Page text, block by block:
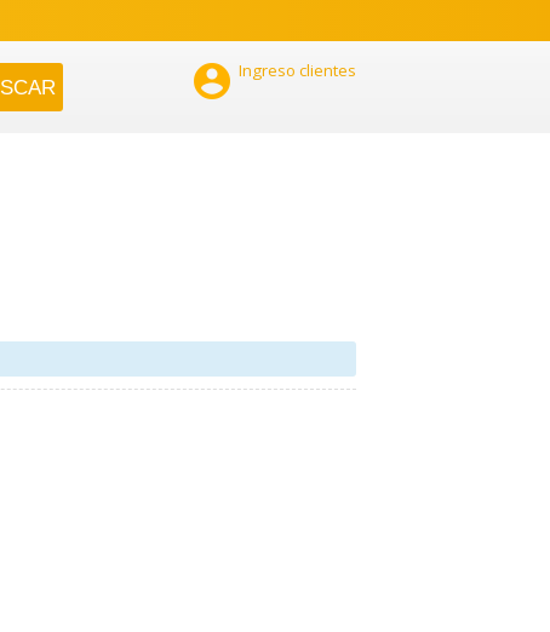
 Ingreso clientes